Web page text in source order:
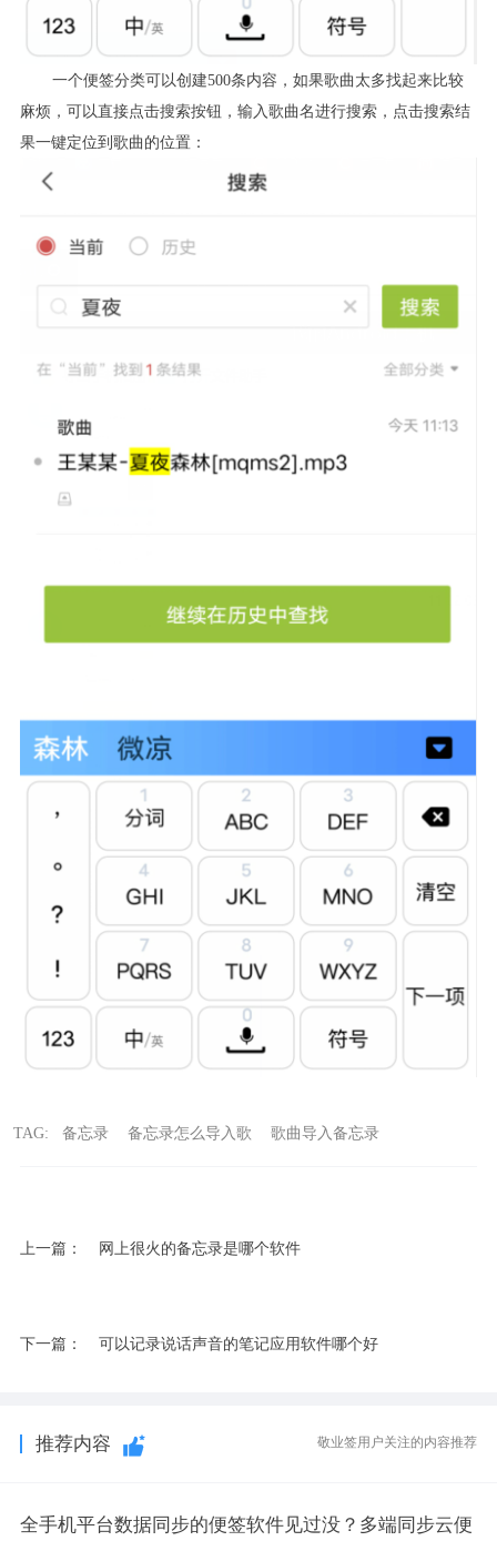
一个便签分类可以创建500条内容，如果歌曲太多找起来比较
麻烦，可以直接点击搜索按钮，输入歌曲名进行搜索，点击搜索结
果一键定位到歌曲的位置：
TAG: ​ 备忘录 备忘录怎么导入歌 歌曲导入备忘录
上一篇： 网上很火的备忘录是哪个软件
下一篇： 可以记录说话声音的笔记应用软件哪个好
推荐内容 敬业签用户关注的内容推荐
全手机平台数据同步的便签软件见过没？多端同步云便